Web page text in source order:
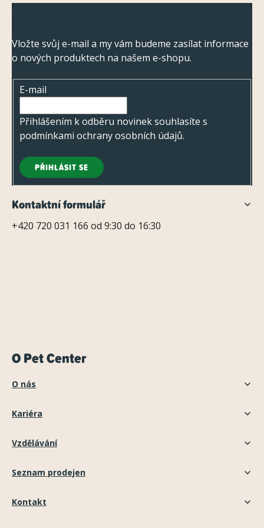
p
i
s
Vložte svůj e-mail a my vám budeme zasílat informace
o nových produktech na našem e-shopu.
E-mail
Přihlášením k odběru novinek souhlasíte s
podmínkami ochrany osobních údajů.
PŘIHLÁSIT SE
Kontaktní formulář
+420 720 031 166 od 9:30 do 16:30
O Pet Center
O nás
Kariéra
Vzdělávání
Seznam prodejen
Kontakt